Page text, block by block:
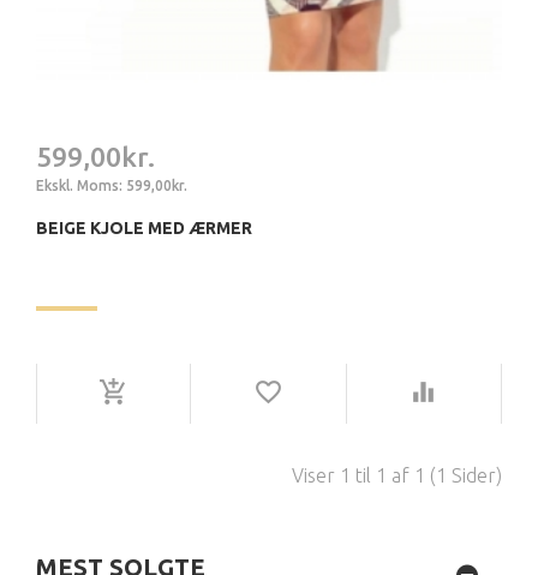
599,00kr.
Ekskl. Moms: 599,00kr.
BEIGE KJOLE MED ÆRMER
Viser 1 til 1 af 1 (1 Sider)
MEST SOLGTE